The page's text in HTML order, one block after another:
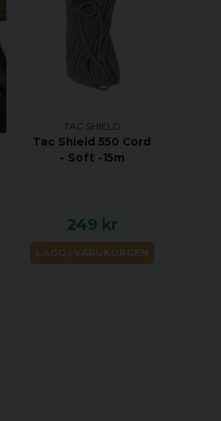
TAC SHIELD
Tac Shield 550 Cord
- Soft -15m
249 kr
LÄGG I VARUKORGEN